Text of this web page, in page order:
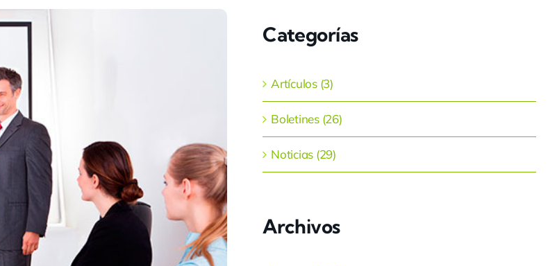
Categorías
Artículos (3)
Boletines (26)
Noticias (29)
Archivos